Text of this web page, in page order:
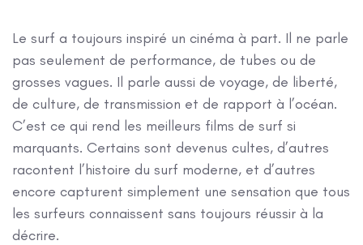
Le surf a toujours inspiré un cinéma à part. Il ne parle
pas seulement de performance, de tubes ou de
grosses vagues. Il parle aussi de voyage, de liberté,
de culture, de transmission et de rapport à l’océan.
C’est ce qui rend les meilleurs films de surf si
marquants. Certains sont devenus cultes, d’autres
racontent l’histoire du surf moderne, et d’autres
encore capturent simplement une sensation que tous
les surfeurs connaissent sans toujours réussir à la
décrire.